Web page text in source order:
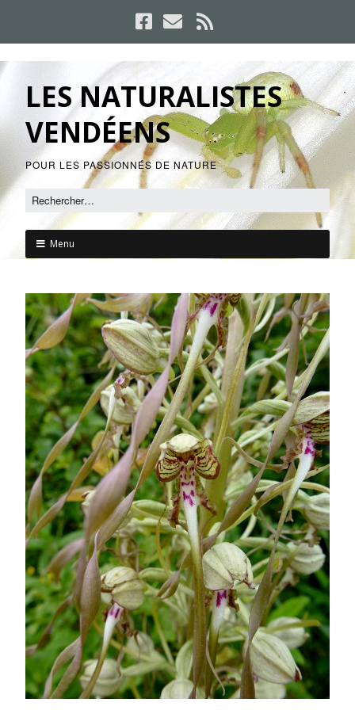
LES NATURALISTES
VENDÉENS
POUR LES PASSIONNÉS DE NATURE
Menu